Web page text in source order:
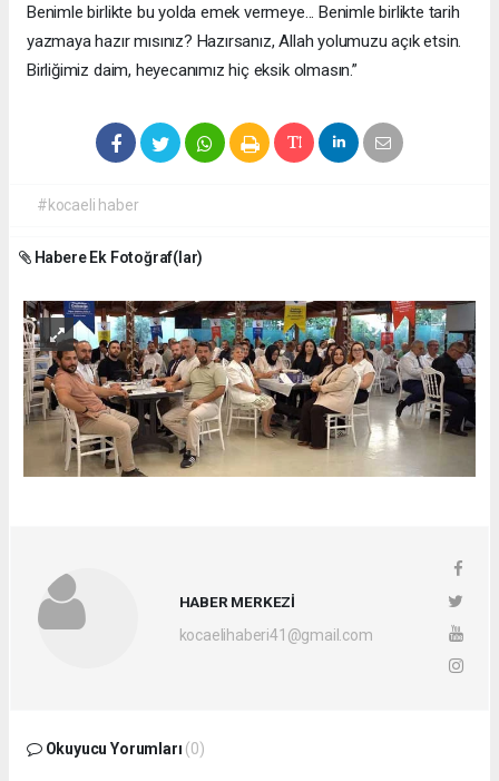
Benimle birlikte bu yolda emek vermeye... Benimle birlikte tarih
yazmaya hazır mısınız? Hazırsanız, Allah yolumuzu açık etsin.
Birliğimiz daim, heyecanımız hiç eksik olmasın.”
#kocaeli haber
Habere Ek Fotoğraf(lar)
HABER MERKEZİ
kocaelihaberi41@gmail.com
Okuyucu Yorumları (0)